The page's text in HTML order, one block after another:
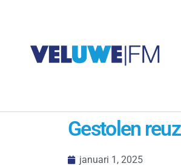
Gestolen
januari 1, 2025